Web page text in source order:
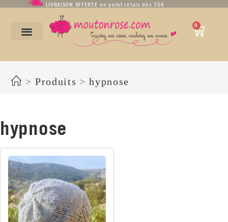
LIVRAISON OFFERTE en point relais dès 75€
0
> Produits > hypnose
hypnose